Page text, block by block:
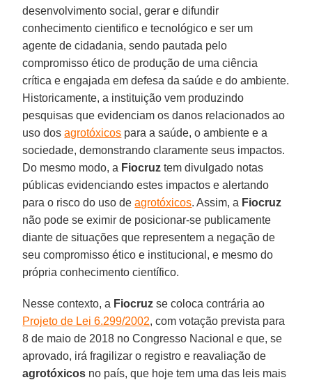
desenvolvimento social, gerar e difundir
conhecimento cientifico e tecnológico e ser um
agente de cidadania, sendo pautada pelo
compromisso ético de produção de uma ciência
crítica e engajada em defesa da saúde e do ambiente.
Historicamente, a instituição vem produzindo
pesquisas que evidenciam os danos relacionados ao
uso dosagrotóxicos para a saúde, o ambiente e a
sociedade, demonstrando claramente seus impactos.
Do mesmo modo, a Fiocruz tem divulgado notas
públicas evidenciando estes impactos e alertando
para o risco do uso deagrotóxicos. Assim, a Fiocruz
não pode se eximir de posicionar-se publicamente
diante de situações que representem a negação de
seu compromisso ético e institucional, e mesmo do
própria conhecimento científico.
Nesse contexto, a Fiocruz se coloca contrária ao
Projeto de Lei 6.299/2002, com votação prevista para
8 de maio de 2018 no Congresso Nacional e que, se
aprovado, irá fragilizar o registro e reavaliação de
agrotóxicos no país, que hoje tem uma das leis mais